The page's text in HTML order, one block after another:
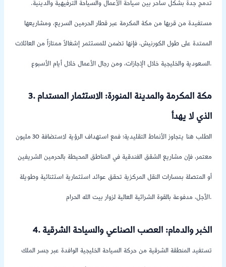
تدمج جدة بشكل ساحر بين سياحة الأعمال والسياحة الترفيهية والدينية.
مستفيدة من قربها من مكة المكرمة عبر قطار الحرمين السريع، ومشاريعها
الممتدة على طول الكورنيش، فإنها تضمن للمستثمر إشغالاً ممتازاً من العائلات
السعودية والخليجية خلال الإجازات، ومن رجال الأعمال خلال أيام الأسبوع.
3. مكة المكرمة والمدينة المنورة: الاستثمار المستدام
الذي لا يهدأ
الطلب هنا يتجاوز الأنماط التقليدية؛ فمع استهداف الرؤية لاستضافة 30 مليون
معتمر، فإن مشاريع الشقق الفندقية في المناطق المحيطة بالحرمين الشريفين
أو المتصلة بمسارات النقل المركزية تحقق عوائد استثمارية استثنائية وطويلة
الأجل، مدفوعة بالقوة الشرائية العالية لزوار بيت الله الحرام.
4. الخبر والدمام: العصب الصناعي والسياحة الشرقية
تستفيد المنطقة الشرقية من حركة السياحة الخليجية الوافدة عبر جسر الملك